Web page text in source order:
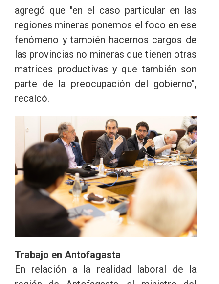
agregó que "en el caso particular en las
regiones mineras ponemos el foco en ese
fenómeno y también hacernos cargos de
las provincias no mineras que tienen otras
matrices productivas y que también son
parte de la preocupación del gobierno",
recalcó.
Trabajo en Antofagasta
En relación a la realidad laboral de la